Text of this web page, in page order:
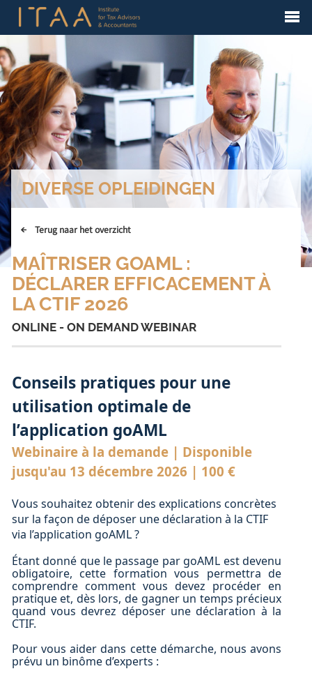
DIVERSE OPLEIDINGEN
Terug naar het overzicht
MAÎTRISER GOAML :
DÉCLARER EFFICACEMENT À
LA CTIF 2026
ONLINE - ON DEMAND WEBINAR
Conseils pratiques pour une
utilisation optimale de
l’application goAML
Webinaire à la demande | Disponible
jusqu'au 13 décembre 2026 | 100 €
Vous souhaitez obtenir des explications concrètes
sur la façon de déposer une déclaration à la CTIF
via l’application goAML ?
Étant donné que le passage par goAML est devenu
obligatoire, cette formation vous permettra de
comprendre comment vous devez procéder en
pratique et, dès lors, de gagner un temps précieux
quand vous devrez déposer une déclaration à la
CTIF.
Pour vous aider dans cette démarche, nous avons
prévu un binôme d’experts :